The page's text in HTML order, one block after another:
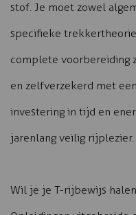
stof. Je moet zowel
specifieke
complete voorbereiding
en zelfverzekerd met
investering in tijd en
jarenlang veilig rijplezier.
Wil je je T-rijbewijs